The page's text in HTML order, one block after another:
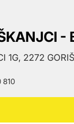
-
1G, 2272
810